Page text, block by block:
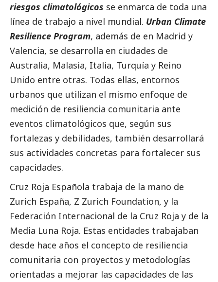
riesgos climatológicos se enmarca de toda una
línea de trabajo a nivel mundial. Urban Climate
Resilience Program, además de en Madrid y
Valencia, se desarrolla en ciudades de
Australia, Malasia, Italia, Turquía y Reino
Unido entre otras. Todas ellas, entornos
urbanos que utilizan el mismo enfoque de
medición de resiliencia comunitaria ante
eventos climatológicos que, según sus
fortalezas y debilidades, también desarrollará
sus actividades concretas para fortalecer sus
capacidades.
Cruz Roja Española trabaja de la mano de
Zurich España, Z Zurich Foundation, y la
Federación Internacional de la Cruz Roja y de la
Media Luna Roja. Estas entidades trabajaban
desde hace años el concepto de resiliencia
comunitaria con proyectos y metodologías
orientadas a mejorar las capacidades de las